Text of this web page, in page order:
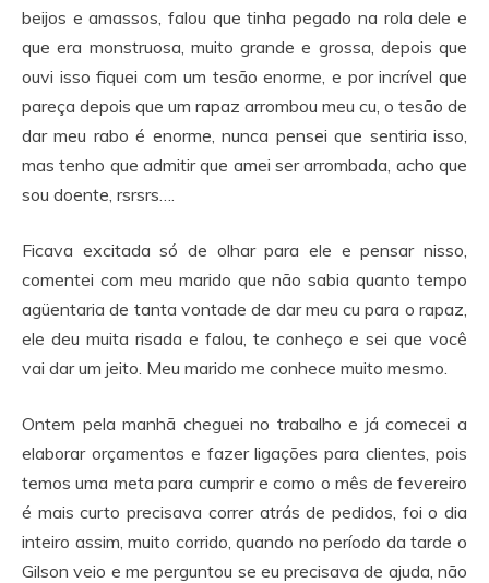
beijos e amassos, falou que tinha pegado na rola dele e
que era monstruosa, muito grande e grossa, depois que
ouvi isso fiquei com um tesão enorme, e por incrível que
pareça depois que um rapaz arrombou meu cu, o tesão de
dar meu rabo é enorme, nunca pensei que sentiria isso,
mas tenho que admitir que amei ser arrombada, acho que
sou doente, rsrsrs….
Ficava excitada só de olhar para ele e pensar nisso,
comentei com meu marido que não sabia quanto tempo
agüentaria de tanta vontade de dar meu cu para o rapaz,
ele deu muita risada e falou, te conheço e sei que você
vai dar um jeito. Meu marido me conhece muito mesmo.
Ontem pela manhã cheguei no trabalho e já comecei a
elaborar orçamentos e fazer ligações para clientes, pois
temos uma meta para cumprir e como o mês de fevereiro
é mais curto precisava correr atrás de pedidos, foi o dia
inteiro assim, muito corrido, quando no período da tarde o
Gilson veio e me perguntou se eu precisava de ajuda, não